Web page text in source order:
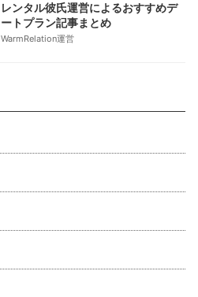
レンタル彼氏運営によるおすすめデ
ートプラン記事まとめ
WarmRelation運営